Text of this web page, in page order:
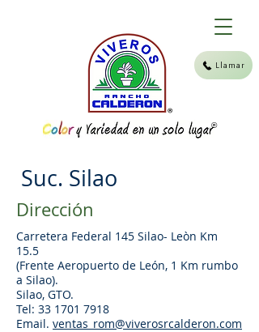
®
Llamar
Suc. Silao
Dirección
Carretera Federal 145 Silao- Leòn Km
15.5
(Frente Aeropuerto de León, 1 Km rumbo
a Silao).
Silao, GTO.
Tel: 33 1701 7918
Email. ventas_rom@viverosrcalderon.com